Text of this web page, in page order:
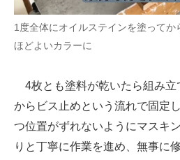
1度全体にオイルステインを塗って
ほどよいカラーに
4枚とも塗料が乾いたら組み立
からビス止めという流れで固定
つ位置がずれないようにマスキ
りと丁寧に作業を進め、無事に